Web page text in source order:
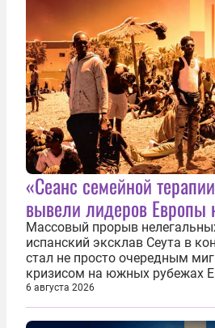
«Сеанс семейной
вывели лидеров Европы
Массовый прорыв
испанский эксклав Сеута в
стал не просто очередным
кризисом на южных рубежах
фундаментальный раскол
продемонстрировав, что
выстраивавшаяся
6 августа 2026